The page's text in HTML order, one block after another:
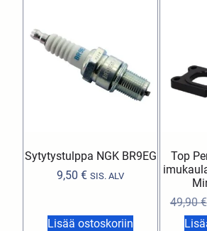
Sytytystulppa NGK BR9EG
9,50€ SIS. ALV
Lisää ostoskoriin
Top
49,90€